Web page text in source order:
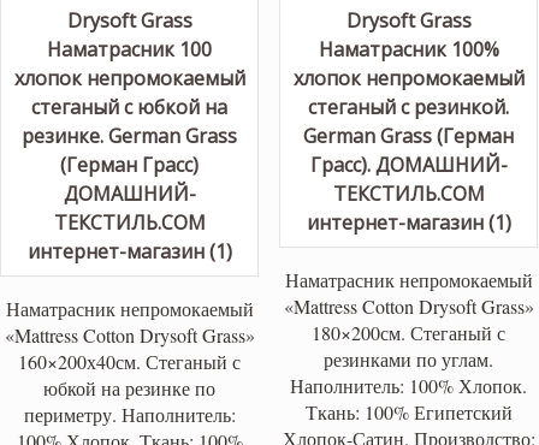
Наматрасник непромокаемый
«Mattress Cotton Drysoft Grass»
160×200х40см. Стеганый с
юбкой на резинке по
периметру. Наполнитель:
Наматрасник непромокаемый
«Mattress Cotton Drysoft Grass»
180×200см. Стеганый с
резинками по углам.
Наполнитель: 100% Хлопок.
Ткань: 100% Египетский
Хлопок-Сатин. Производство: